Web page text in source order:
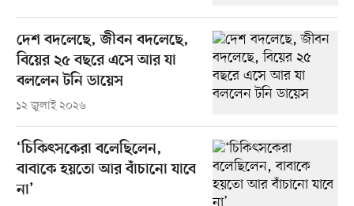
দেশ বদলেছে, জীবন বদলেছে,
বিয়ের ২৫ বছরে এসে আর যা
বললেন টনি ডায়েস
১২ জুলাই ২০২৬
‘চিকিৎসকেরা বলেছিলেন,
বাবাকে হয়তো আর বাঁচানো যাবে
না’